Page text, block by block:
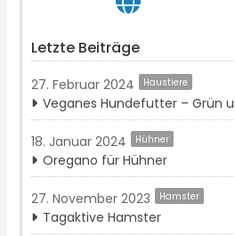
Letzte Beiträge
27. Februar 2024 Haustiere
Veganes Hundefutter – Grün
18. Januar 2024 Hühner
Oregano für Hühner
27. November 2023 Hamster
Tagaktive Hamster